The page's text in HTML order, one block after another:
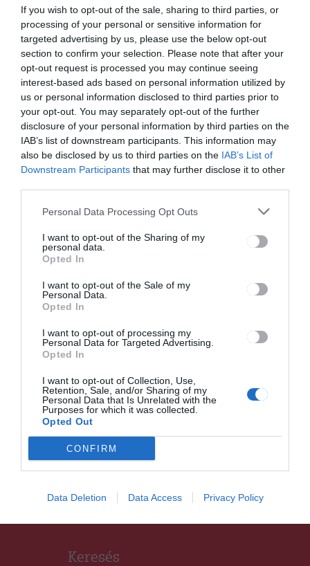
If you wish to opt-out of the sale, sharing to third parties, or
processing of your personal or sensitive information for
targeted advertising by us, please use the below opt-out
section to confirm your selection. Please note that after your
opt-out request is processed you may continue seeing
interest-based ads based on personal information utilized by
us or personal information disclosed to third parties prior to
your opt-out. You may separately opt-out of the further
disclosure of your personal information by third parties on the
IAB’s list of downstream participants. This information may
also be disclosed by us to third parties on the IAB’s List of
Downstream Participants that may further disclose it to other
Personal Data Processing Opt Outs
I want to opt-out of the Sharing of my
personal data.
Opted In
I want to opt-out of the Sale of my
Personal Data.
Opted In
I want to opt-out of processing my
Personal Data for Targeted Advertising.
Opted In
I want to opt-out of Collection, Use,
Retention, Sale, and/or Sharing of my
Personal Data that Is Unrelated with the
Purposes for which it was collected.
Opted Out
CONFIRM
Data Deletion Data Access Privacy Policy
csak online
benyújtott
iratokat
fogad el az
adóhatóság
lehetőséget
hirdet
Kárpát-
medencei
középiskolá
soknak a
Rákóczi
Szövetség
Ez is érdekelheti
GYERGYÓSZÉK,HÍRLISTA
Részben már sikerült
megoldani a
távhőszolgáltatás
problémáját
Gyergyószentmiklóson
HÍRLISTA
Változékony időre
számíthatunk a következő két
hétben
Keresés